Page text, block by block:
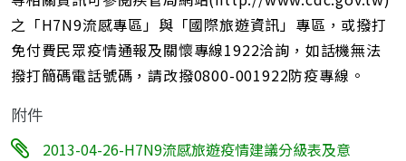
之「H7N9流感專區」與「國際旅遊資訊」專區，或撥打
免付費民眾疫情通報及關懷專線1922洽詢，如話機無法
撥打簡碼電話號碼，請改撥0800-001922防疫專線。
附件
2013-04-26-H7N9流感旅遊疫情建議分級表及意